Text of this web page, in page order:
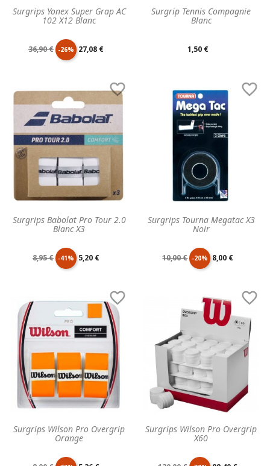
Surgrips Yonex Super Grap AC
102 X12 Blanc
Prix
base
36,90 € -26% Prix
27,08 €
Surgrip Tennis Compagnie
Blanc
Prix
1,50 €
Surgrips Babolat Pro Tour 2.0
Blanc X3

Prix
8,95 € -41% Prix
5,20 €
Surgrips Tourna Megatac X3
Noir

Prix
10,00 € -20% Prix
8,00 €
Surgrips Wilson Pro Overgrip
Orange

Surgrips Wilson Pro Overgrip
X60
